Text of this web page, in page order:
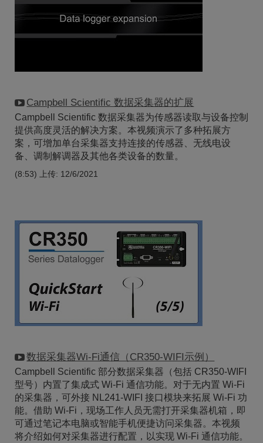
Campbell Scientific 数据采集器的扩展
Campbell Scientific 数据采集器为传感器读取与设备控制
提供高度灵活的解决方案。本视频演示了多种拓展方
案，可增加单台采集器支持连接的传感器、无线电设
备、调制解调器及其他各类设备的数量。
(8:53) 上传: 12/6/2021
数据采集器Wi-Fi通信（CR350-WIFI示例）
Campbell Scientific 部分数据采集器（包括 CR350-WIFI
型号）内置了集成式 Wi-Fi 通信功能。对于无内置 Wi-Fi
的采集器，可外接 NL241-WIFI 接口模块来拓展 Wi-Fi 功
能。借助 Wi-Fi，现场工作人员无需打开采集器机箱，即
可通过笔记本电脑或智能手机便捷访问采集器。本视频
将介绍如何对采集器进行配置，以实现 Wi-Fi 通信功能。